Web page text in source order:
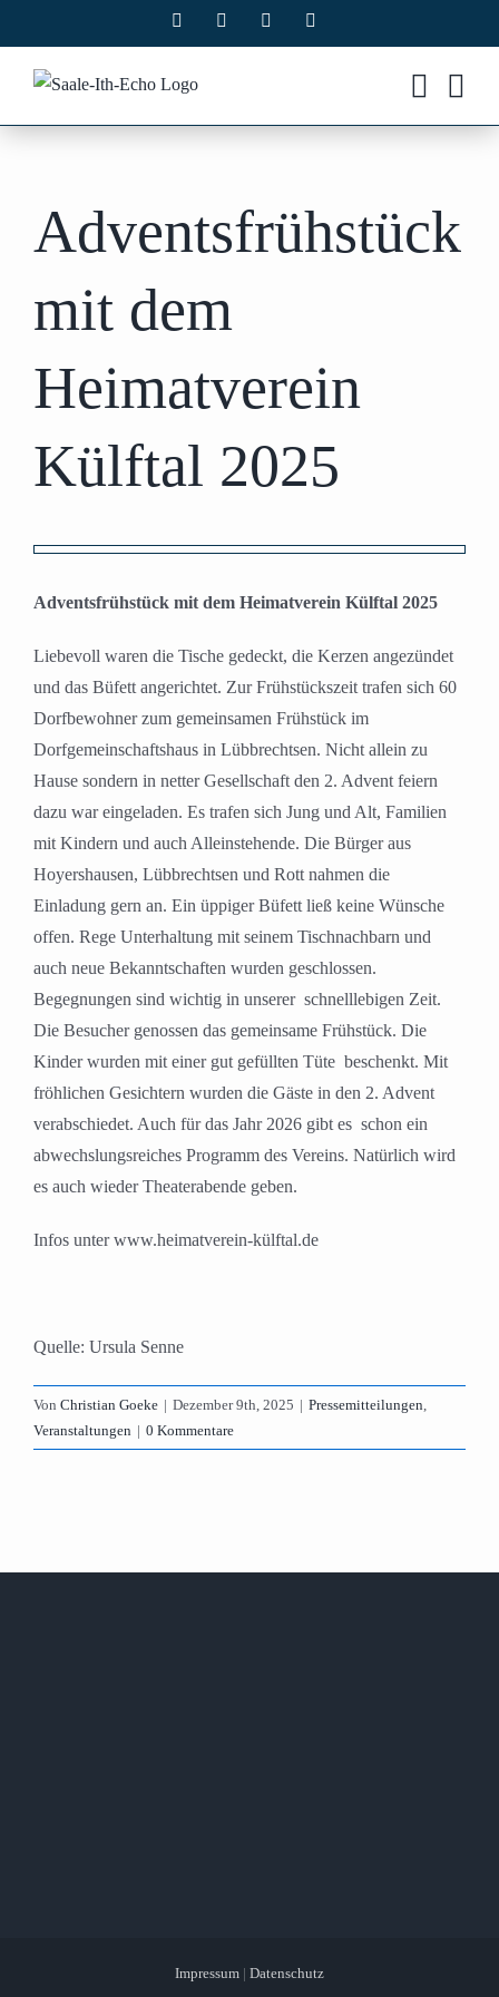
Inhalt
springen
Facebook Instagram
Adventsfrühstück
mit dem
Heimatverein
Külftal 2025
grösseres
Adventsfrühstück mit dem Heimatverein Külftal 2025
Liebevoll waren die Tische gedeckt, die Kerzen angezündet
und das Büfett angerichtet. Zur Frühstückszeit trafen sich 60
Dorfbewohner zum gemeinsamen Frühstück im
Dorfgemeinschaftshaus in Lübbrechtsen. Nicht allein zu
Hause sondern in netter Gesellschaft den 2. Advent feiern
dazu war eingeladen. Es trafen sich Jung und Alt, Familien
mit Kindern und auch Alleinstehende. Die Bürger aus
Hoyershausen, Lübbrechtsen und Rott nahmen die
Einladung gern an. Ein üppiger Büfett ließ keine Wünsche
offen. Rege Unterhaltung mit seinem Tischnachbarn und
auch neue Bekanntschaften wurden geschlossen.
Begegnungen sind wichtig in unserer schnelllebigen Zeit.
Die Besucher genossen das gemeinsame Frühstück. Die
Kinder wurden mit einer gut gefüllten Tüte beschenkt. Mit
fröhlichen Gesichtern wurden die Gäste in den 2. Advent
verabschiedet. Auch für das Jahr 2026 gibt es schon ein
abwechslungsreiches Programm des Vereins. Natürlich wird
es auch wieder Theaterabende geben.
Infos unter www.heimatverein-külftal.de
Quelle: Ursula Senne
Von Christian Goeke | Dezember 9th, 2025 | Pressemitteilungen,
Veranstaltungen | 0 Kommentare
Impressum | Datenschutz